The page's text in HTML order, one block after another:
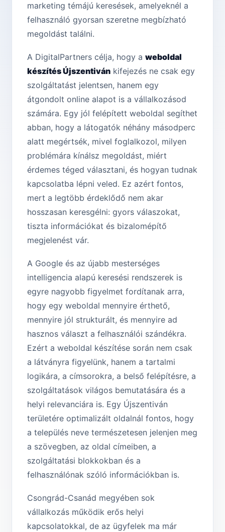
marketing témájú keresések, amelyeknél a
felhasználó gyorsan szeretne megbízható
megoldást találni.
A DigitalPartners célja, hogy a weboldal
készítés Újszentiván kifejezés ne csak egy
szolgáltatást jelentsen, hanem egy
átgondolt online alapot is a vállalkozásod
számára. Egy jól felépített weboldal segíthet
abban, hogy a látogatók néhány másodperc
alatt megértsék, mivel foglalkozol, milyen
problémára kínálsz megoldást, miért
érdemes téged választani, és hogyan tudnak
kapcsolatba lépni veled. Ez azért fontos,
mert a legtöbb érdeklődő nem akar
hosszasan keresgélni: gyors válaszokat,
tiszta információkat és bizalomépítő
megjelenést vár.
A Google és az újabb mesterséges
intelligencia alapú keresési rendszerek is
egyre nagyobb figyelmet fordítanak arra,
hogy egy weboldal mennyire érthető,
mennyire jól strukturált, és mennyire ad
hasznos választ a felhasználói szándékra.
Ezért a weboldal készítése során nem csak
a látványra figyelünk, hanem a tartalmi
logikára, a címsorokra, a belső felépítésre, a
szolgáltatások világos bemutatására és a
helyi relevanciára is. Egy Újszentiván
területére optimalizált oldalnál fontos, hogy
a település neve természetesen jelenjen meg
a szövegben, az oldal címeiben, a
szolgáltatási blokkokban és a
felhasználónak szóló információkban is.
Csongrád-Csanád megyében sok
vállalkozás működik erős helyi
kapcsolatokkal, de az ügyfelek ma már